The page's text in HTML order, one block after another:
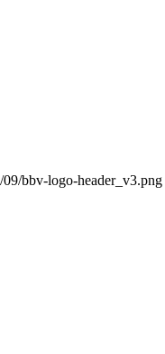
bbv-logo-header_v3.png